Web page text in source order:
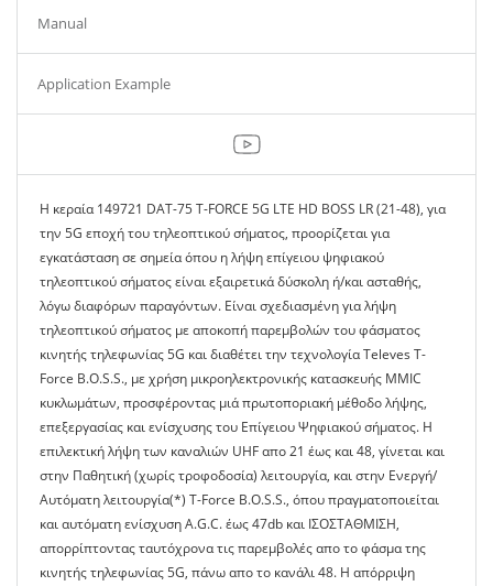
Manual
Application Example
Η κεραία 149721 DAT-75 T-FORCE 5G LTE HD BOSS LR (21-48), για
την 5G εποχή του τηλεοπτικού σήματος, προορίζεται για
εγκατάσταση σε σημεία όπου η λήψη επίγειου ψηφιακού
τηλεοπτικού σήματος είναι εξαιρετικά δύσκολη ή/και ασταθής,
λόγω διαφόρων παραγόντων. Είναι σχεδιασμένη για λήψη
τηλεοπτικού σήματος με αποκοπή παρεμβολών του φάσματος
κινητής τηλεφωνίας 5G και διαθέτει την τεχνολογία Televes T-
Force B.O.S.S., με χρήση μικροηλεκτρονικής κατασκευής MMIC
κυκλωμάτων, προσφέροντας μιά πρωτοποριακή μέθοδο λήψης,
επεξεργασίας και ενίσχυσης του Επίγειου Ψηφιακού σήματος. Η
επιλεκτική λήψη των καναλιών UHF απο 21 έως και 48, γίνεται και
στην Παθητική (χωρίς τροφοδοσία) λειτουργία, και στην Ενεργή/
Αυτόματη λειτουργία(*) T-Force B.O.S.S., όπου πραγματοποιείται
και αυτόματη ενίσχυση A.G.C. έως 47db και ΙΣΟΣΤΑΘΜΙΣΗ,
απορρίπτοντας ταυτόχρονα τις παρεμβολές απο το φάσμα της
κινητής τηλεφωνίας 5G, πάνω απο το κανάλι 48. Η απόρριψη